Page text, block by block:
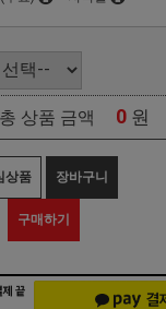
총 상품 금액 0 원
상품 장바구니
구매하기